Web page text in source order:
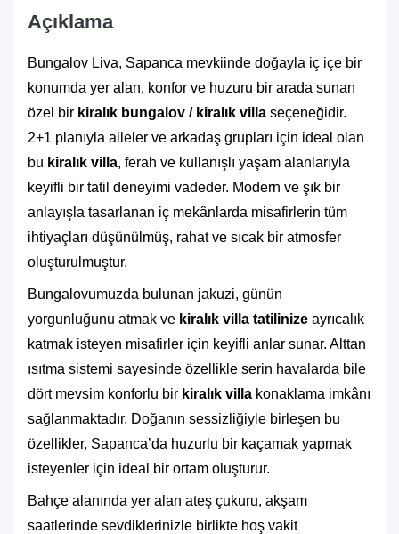
Açıklama
Bungalov Liva, Sapanca mevkiinde doğayla iç içe bir
konumda yer alan, konfor ve huzuru bir arada sunan
özel bir kiralık bungalov / kiralık villa seçeneğidir.
2+1 planıyla aileler ve arkadaş grupları için ideal olan
bu kiralık villa, ferah ve kullanışlı yaşam alanlarıyla
keyifli bir tatil deneyimi vadeder. Modern ve şık bir
anlayışla tasarlanan iç mekânlarda misafirlerin tüm
ihtiyaçları düşünülmüş, rahat ve sıcak bir atmosfer
oluşturulmuştur.
Bungalovumuzda bulunan jakuzi, günün
yorgunluğunu atmak ve kiralık villa tatilinize ayrıcalık
katmak isteyen misafirler için keyifli anlar sunar. Alttan
ısıtma sistemi sayesinde özellikle serin havalarda bile
dört mevsim konforlu bir kiralık villa konaklama imkânı
sağlanmaktadır. Doğanın sessizliğiyle birleşen bu
özellikler, Sapanca’da huzurlu bir kaçamak yapmak
isteyenler için ideal bir ortam oluşturur.
Bahçe alanında yer alan ateş çukuru, akşam
saatlerinde sevdiklerinizle birlikte hoş vakit